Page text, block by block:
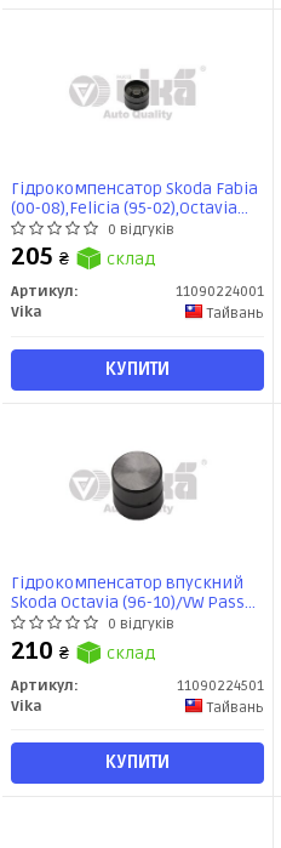
Гідрокомпенсатор Skoda Fabia
(00-08),Felicia (95-02),Octavia
(96-10)/VWGolf (82-00)/VW
T4,Passat (83-00) (11090224001)
VIKA
0 відгуків
205 ₴ склад
Артикул:
11090224001
Vika
Тайвань
КУПИТИ
Гідрокомпенсатор впускний
Skoda Octavia (96-10)/VW Passat
(96-05)/Audi A6 (95-05)
(11090224501) vika
0 відгуків
210 ₴ склад
Артикул:
11090224501
Vika
Тайвань
КУПИТИ